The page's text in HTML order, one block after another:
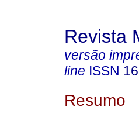
Revista
versão
line ISSN
Resumo